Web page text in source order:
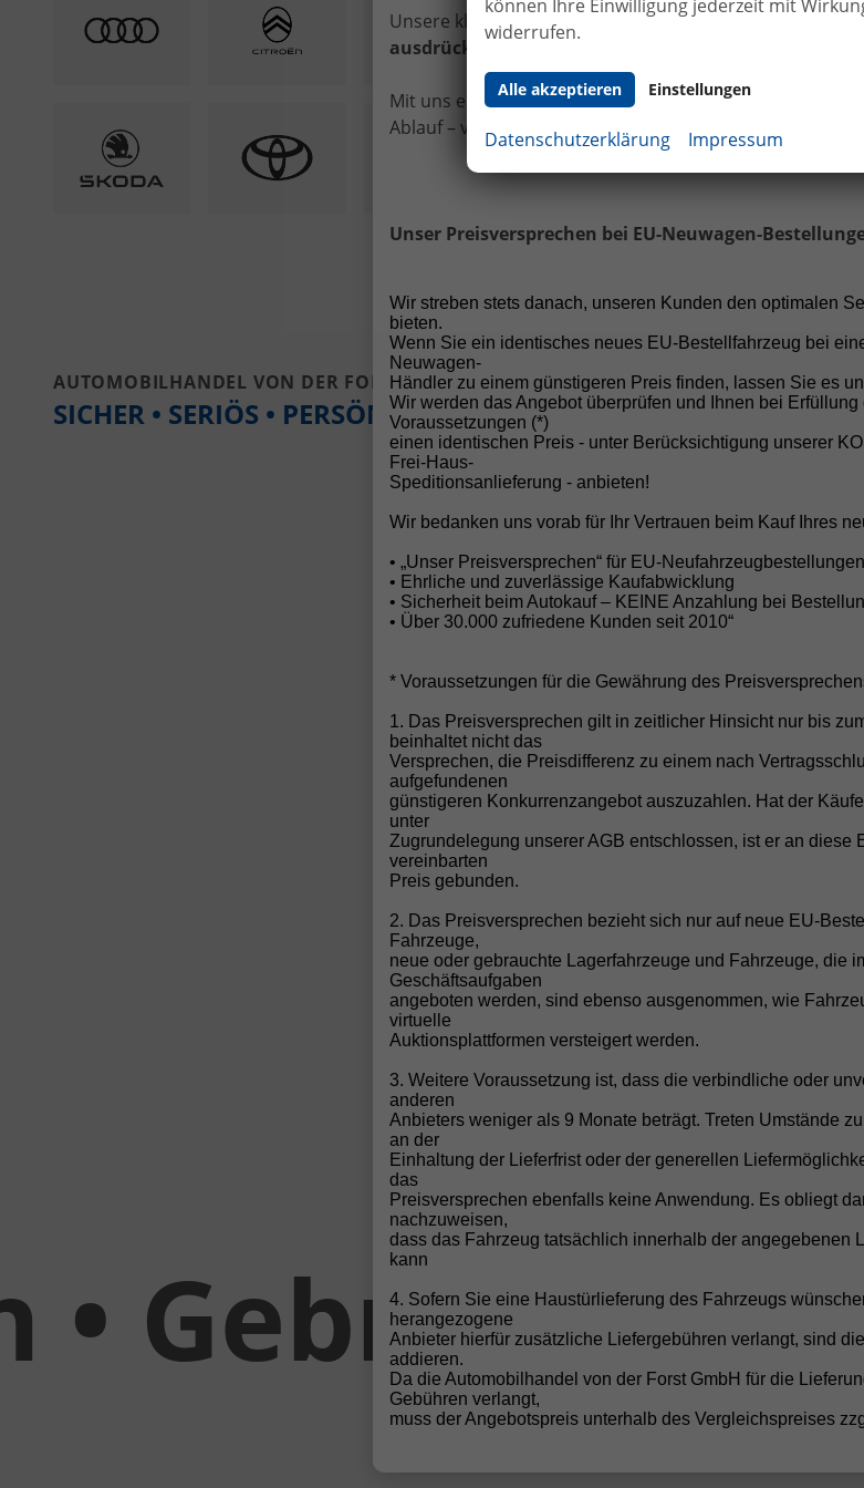
AUTOMOBILHANDEL VON DER FORST
SICHER • SERIÖS • PERSÖNLICH
Unser Autohaus in
von Aachen und weniger
20 Jahren Erfahrung,
Rundum-Service stehen
Große Auswahl an
Sofort verfügbare
Direktimporteur von
Bis zu 45% Rabatt
Kauf nach
Transparente und
Keine versteckten
Überführungskosten
Ihr Fahrzeug direkt vor
für KIA Sportage/
Schnelle und faire
Attraktive
Individuelle
Persönlicher Service
können Ihre Einwilligung jederzeit mit
widerrufen.
Alle akzeptieren Einstellungen
Datenschutzerklärung Impressum
Unsere klare Haltung:
Von Anzahlungen vor
ausdrücklich ab!
Mit uns entscheiden Sie sich für Sicherheit, Fairness
Ablauf – vom ersten Gespräch bis zur Fahrzeugübergabe.
Unser Preisversprechen bei EU-Neuwagen-
Wir streben stets danach, unseren Kunden den optimalen
bieten.
Wenn Sie ein identisches neues EU-Bestellfahrzeug bei
Neuwagen-
Händler zu einem günstigeren Preis finden, lassen Sie es
Wir werden das Angebot überprüfen und Ihnen bei
Voraussetzungen (*)
einen identischen Preis - unter Berücksichtigung unserer
Frei-Haus-
Speditionsanlieferung - anbieten!
Wir bedanken uns vorab für Ihr Vertrauen beim Kauf Ihres
• „Unser Preisversprechen“ für EU-Neufahrzeugbestellungen
• Ehrliche und zuverlässige Kaufabwicklung
• Sicherheit beim Autokauf – KEINE Anzahlung bei
• Über 30.000 zufriedene Kunden seit 2010“
* Voraussetzungen für die Gewährung des
1. Das Preisversprechen gilt in zeitlicher Hinsicht nur bis
beinhaltet nicht das
Versprechen, die Preisdifferenz zu einem nach
aufgefundenen
günstigeren Konkurrenzangebot auszuzahlen. Hat der
unter
Zugrundelegung unserer AGB entschlossen, ist er an diese
vereinbarten
Preis gebunden.
2. Das Preisversprechen bezieht sich nur auf neue EU-
Fahrzeuge,
neue oder gebrauchte Lagerfahrzeuge und Fahrzeuge, die
Geschäftsaufgaben
angeboten werden, sind ebenso ausgenommen, wie
virtuelle
Auktionsplattformen versteigert werden.
3. Weitere Voraussetzung ist, dass die verbindliche oder
anderen
Anbieters weniger als 9 Monate beträgt. Treten Umstände
an der
Einhaltung der Lieferfrist oder der generellen
das
Preisversprechen ebenfalls keine Anwendung. Es obliegt
nachzuweisen,
dass das Fahrzeug tatsächlich innerhalb der angegebenen
kann
4. Sofern Sie eine Haustürlieferung des Fahrzeugs
herangezogene
Anbieter hierfür zusätzliche Liefergebühren verlangt, sind
addieren.
Da die Automobilhandel von der Forst GmbH für die
Gebühren verlangt,
muss der Angebotspreis unterhalb des Vergleichspreises